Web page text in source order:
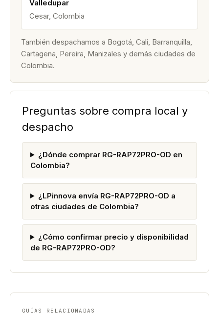
Valledupar
Cesar, Colombia
También despachamos a Bogotá, Cali, Barranquilla,
Cartagena, Pereira, Manizales y demás ciudades de
Colombia.
Preguntas sobre compra local y
despacho
¿Dónde comprar RG-RAP72PRO-OD en
Colombia?
¿LPinnova envía RG-RAP72PRO-OD a
otras ciudades de Colombia?
¿Cómo confirmar precio y disponibilidad
de RG-RAP72PRO-OD?
GUÍAS RELACIONADAS